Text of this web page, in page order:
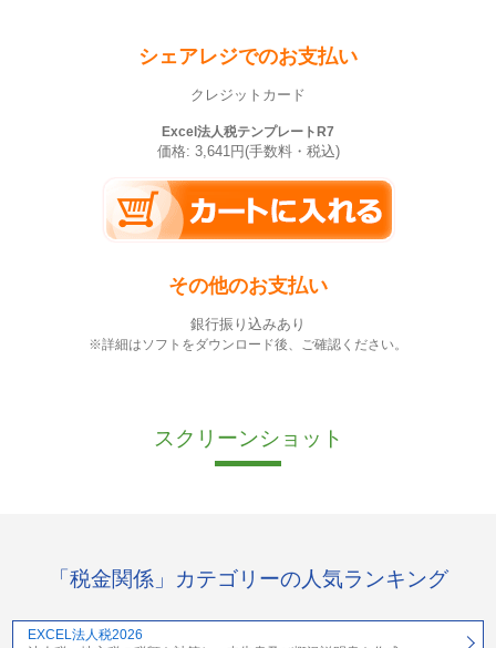
シェアレジでのお支払い
クレジットカード
Excel法人税テンプレートR7
価格: 3,641円(手数料・税込)
その他のお支払い
銀行振り込みあり
※詳細はソフトをダウンロード後、ご確認ください。
スクリーンショット
「税金関係」カテゴリーの人気ランキング
EXCEL法人税2026